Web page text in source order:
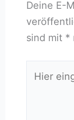
Deine E-
sind mit *